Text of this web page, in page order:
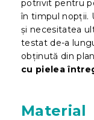
potrivit pentru
în timpul nopții.
și necesitatea
testat de-a
obținută din
cu pielea
Material